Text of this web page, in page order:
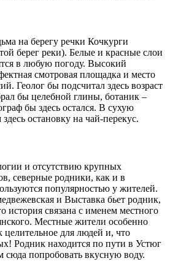
на берегу речки Кочкурги
берег реки). Белые и красные слои
в любую погоду. Высокий
смотровая площадка и место
Геолог бы подсчитал здесь возраст
бы целебной глины, ботаник –
бы здесь остался. В сухую
остановку на чай-перекус.
и отсутствию крупных
северные родники, как и в
популярностью у жителей.
и Выставка бьет родник,
история связана с именем местного
Местные жители особенно
целительное для людей и, что
Родник находится по пути в Устюг
сюда попробовать вкусную воду.